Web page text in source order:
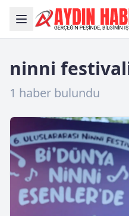
ninni
1 haber bulundu